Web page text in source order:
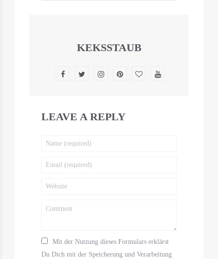
KEKSSTAUB
LEAVE A REPLY
Mit der Nutzung dieses Formulars erklärst
Du Dich mit der Speicherung und Verarbeitung